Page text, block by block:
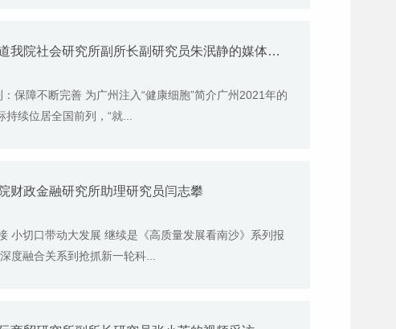
6月20日《广州市广播电视台》报道我院社会研究所副所长副研究员朱泯静的媒体文章
保障不断完善 为广州注入“健康细胞”简介广州2021年的
续位居全国前列，“就...
财政金融研究所助理研究员闫志攀
小切口带动大发展 继续是《高质量发展看南沙》系列报
度融合关系到抢抓新一轮科...